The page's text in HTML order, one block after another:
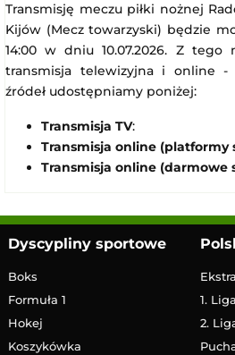
Transmisję meczu piłki nożnej
Kijów (Mecz towarzyski) będzie
14:00 w dniu 10.07.2026. Z tego
transmisja telewizyjna i online -
źródeł udostępniamy poniżej:
Transmisja TV:
Transmisja online (platformy
Transmisja online (darmowe
Dyscypliny sportowe
Boks
Formuła 1
Hokej
Koszykówka
1.
2.